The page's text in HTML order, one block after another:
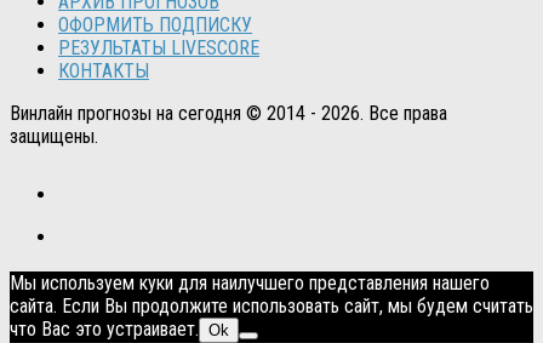
ОФОРМИТЬ ПОДПИСКУ
РЕЗУЛЬТАТЫ LIVESCORE
КОНТАКТЫ
Винлайн прогнозы на сегодня © 2014 - 2026. Все права
защищены.
Мы используем куки для наилучшего представления нашего
сайта. Если Вы продолжите использовать сайт, мы будем считать
что Вас это устраивает. Ok